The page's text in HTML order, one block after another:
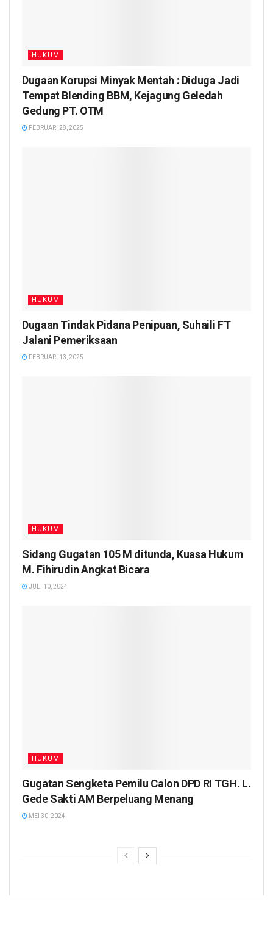
HUKUM
Dugaan Korupsi Minyak Mentah : Diduga Jadi
Tempat Blending BBM, Kejagung Geledah
Gedung PT. OTM
FEBRUARI 28, 2025
HUKUM
Dugaan Tindak Pidana Penipuan, Suhaili FT
Jalani Pemeriksaan
FEBRUARI 13, 2025
HUKUM
Sidang Gugatan 105 M ditunda, Kuasa Hukum
M. Fihirudin Angkat Bicara
JULI 10, 2024
HUKUM
Gugatan Sengketa Pemilu Calon DPD RI TGH. L.
Gede Sakti AM Berpeluang Menang
MEI 30, 2024